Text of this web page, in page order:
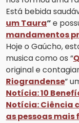
Está bebida
um Taura”e
mandamentos
Hoje o Gaúcho,
musica como os “
original e
Riograndense”
Notícia: 10
Notícia: Ciência
as pessoas mais